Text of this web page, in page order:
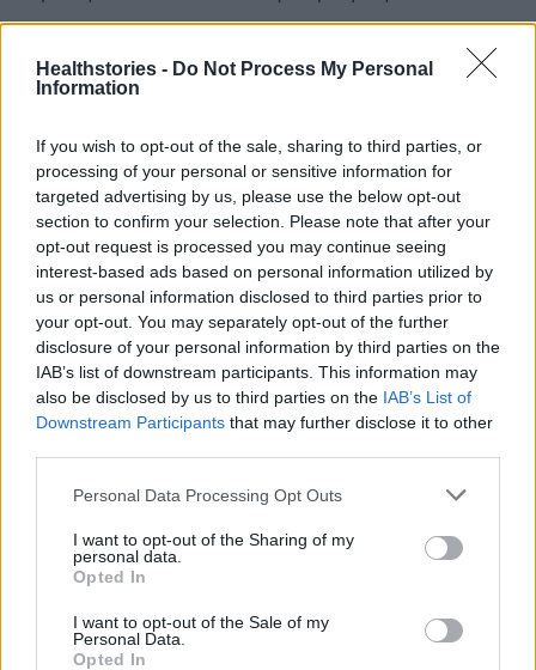
Healthstories - Do Not Process My Personal
Information
If you wish to opt-out of the sale, sharing to third parties, or
processing of your personal or sensitive information for
targeted advertising by us, please use the below opt-out
section to confirm your selection. Please note that after your
opt-out request is processed you may continue seeing
interest-based ads based on personal information utilized by
us or personal information disclosed to third parties prior to
your opt-out. You may separately opt-out of the further
disclosure of your personal information by third parties on the
IAB’s list of downstream participants. This information may
also be disclosed by us to third parties on the IAB’s List of
Downstream Participants that may further disclose it to other
Personal Data Processing Opt Outs
I want to opt-out of the Sharing of my
personal data.
Opted In
I want to opt-out of the Sale of my
Personal Data.
Opted In
Διαβάστε επίσης
παρουσίας και συμβολής στη χώρα
Έρευνα: Το αντίσωμα της Vir και της GSK
αποτελεσματικό και στις μεταλλάξεις
GSK Ελλάδος
Η Lizzie Champion αναλαμβάνει νέα Πρόεδρος ΔΣ και Διευθύνουσα Σύμβουλος
HS Team